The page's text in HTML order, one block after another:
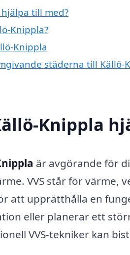
till med?
Knippla?
Knippla
städerna till Källö-
Knippla
är avgörande för
VVS står för värme,
att upprätthålla en
eller planerar ett
VVS-tekniker kan